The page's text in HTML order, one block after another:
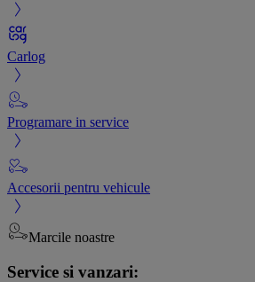
Carlog
Programare in service
Accesorii pentru vehicule
Marcile noastre
Service si vanzari: